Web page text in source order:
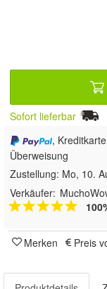
Sofort lieferbar
,
Überweisung
Zustellung: Mo, 10.
Verkäufer:
Merken Preis